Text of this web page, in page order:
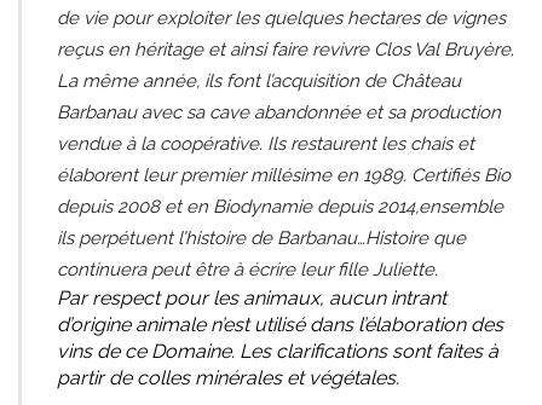
de vie pour exploiter les quelques hectares de vignes
reçus en héritage et ainsi faire revivre Clos Val Bruyère.
La même année, ils font l’acquisition de Château
Barbanau avec sa cave abandonnée et sa production
vendue à la coopérative. Ils restaurent les chais et
élaborent leur premier millésime en 1989. Certifiés Bio
depuis 2008 et en Biodynamie depuis 2014,ensemble
ils perpétuent l’histoire de Barbanau…Histoire que
continuera peut être à écrire leur fille Juliette.
Par respect pour les animaux, aucun intrant
d’origine animale n’est utilisé dans l’élaboration des
vins de ce Domaine. Les clarifications sont faites à
partir de colles minérales et végétales.